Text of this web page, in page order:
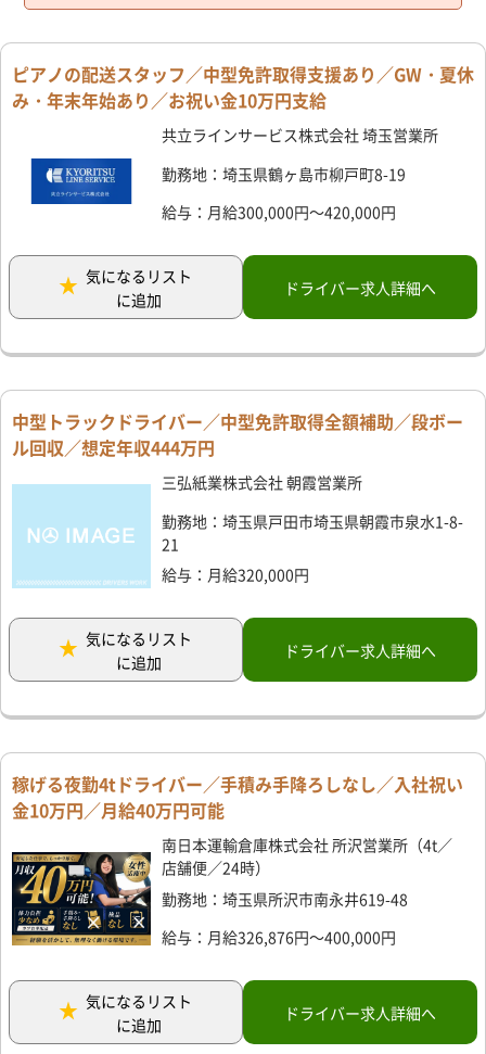
ピアノの配送スタッフ／中型免許取得支援あり／GW・夏休
み・年末年始あり／お祝い金10万円支給
共立ラインサービス株式会社 埼玉営業所
勤務地：埼玉県鶴ヶ島市柳戸町8-19
給与：月給300,000円～420,000円
気になるリスト
に追加
ドライバー求人詳細へ
中型トラックドライバー／中型免許取得全額補助／段ボー
ル回収／想定年収444万円
三弘紙業株式会社 朝霞営業所
勤務地：埼玉県戸田市埼玉県朝霞市泉水1-8-
21
給与：月給320,000円
気になるリスト
に追加
ドライバー求人詳細へ
稼げる夜勤4tドライバー／手積み手降ろしなし／入社祝い
金10万円／月給40万円可能
南日本運輸倉庫株式会社 所沢営業所（4t／
店舗便／24時）
勤務地：埼玉県所沢市南永井619-48
給与：月給326,876円～400,000円
気になるリスト
に追加
ドライバー求人詳細へ